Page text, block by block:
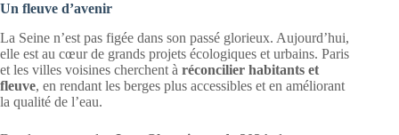
Un fleuve d’avenir
La Seine n’est pas figée dans son passé glorieux. Aujourd’hui,
elle est au cœur de grands projets écologiques et urbains. Paris
et les villes voisines cherchent à réconcilier habitants et
fleuve, en rendant les berges plus accessibles et en améliorant
la qualité de l’eau.